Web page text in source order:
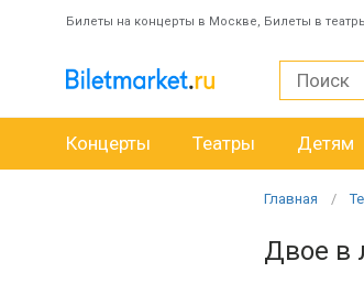
Билеты на концерты в Москве, Билеты в
Концерты Театры Детям
Главная
Двое в